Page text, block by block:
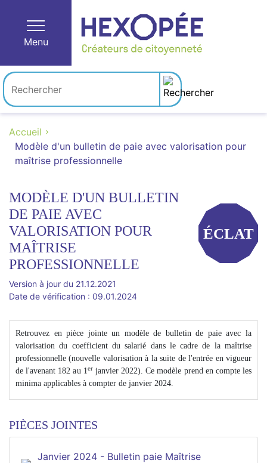
Menu
Accueil
Modèle d'un bulletin de paie avec valorisation pour
maîtrise professionnelle
MODÈLE D'UN BULLETIN
DE PAIE AVEC
VALORISATION POUR
MAÎTRISE
PROFESSIONNELLE
ÉCLAT
Version à jour du 21.12.2021
Date de vérification : 09.01.2024
Retrouvez en pièce jointe un modèle de bulletin de paie avec la
valorisation du coefficient du salarié dans le cadre de la maîtrise
professionnelle (nouvelle valorisation à la suite de l'entrée en vigueur
de l'avenant 182 au 1erjanvier 2022). Ce modèle prend en compte les
minima applicables à compter de janvier 2024.
PIÈCES JOINTES
Janvier 2024 - Bulletin paie Maîtrise